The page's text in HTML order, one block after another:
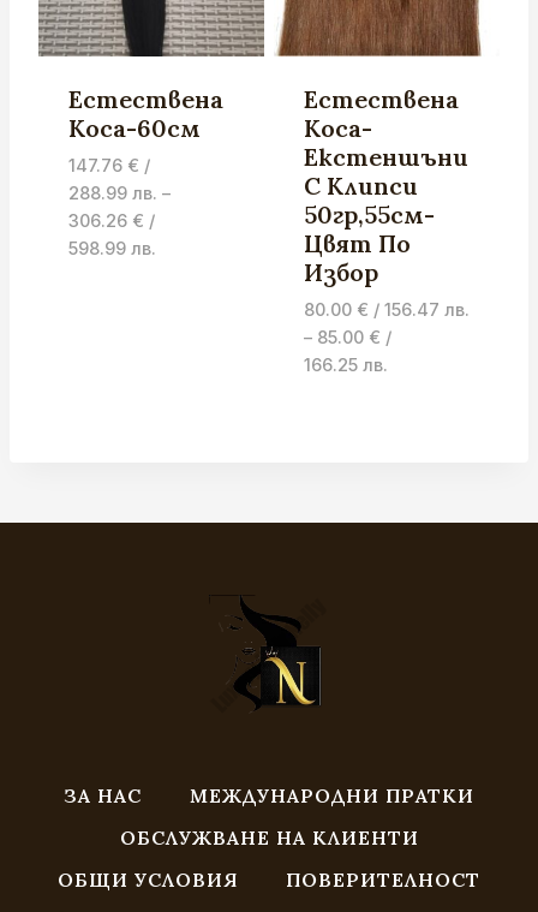
Естествена
Коса-60см
147.76 € /
288.99 лв. –
306.26 € /
598.99 лв.Price
Естествена
Коса-
Екстеншъни
С Клипси
50гр,55см-
Цвят По
Избор
80.00 € / 156.47 лв.
– 85.00 € /
166.25 лв.Price
85.00 €
ЗА НАС
МЕЖДУНАРОДНИ ПРАТКИ
ОБСЛУЖВАНЕ НА КЛИЕНТИ
ОБЩИ УСЛОВИЯ
ПОВЕРИТЕЛНОСТ